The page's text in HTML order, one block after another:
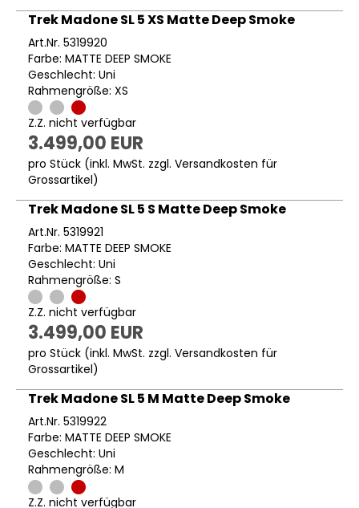
Trek Madone SL 5 XS Matte Deep Smoke
Art.Nr. 5319920
Farbe: MATTE DEEP SMOKE
Geschlecht: Uni
Rahmengröße: XS
Z.Z. nicht verfügbar
3.499,00 EUR
pro Stück (inkl. MwSt. zzgl. Versandkosten für
Grossartikel)
Trek Madone SL 5 S Matte Deep Smoke
Art.Nr. 5319921
Farbe: MATTE DEEP SMOKE
Geschlecht: Uni
Rahmengröße: S
Z.Z. nicht verfügbar
3.499,00 EUR
pro Stück (inkl. MwSt. zzgl. Versandkosten für
Grossartikel)
Trek Madone SL 5 M Matte Deep Smoke
Art.Nr. 5319922
Farbe: MATTE DEEP SMOKE
Geschlecht: Uni
Rahmengröße: M
Z.Z. nicht verfügbar